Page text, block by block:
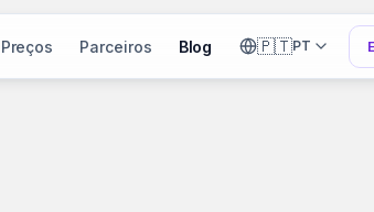
Preços Parceiros Blog 🇵🇹PT